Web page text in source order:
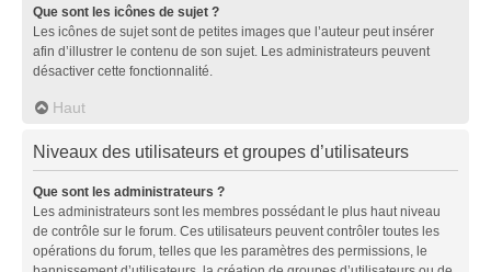
Que sont les icônes de sujet ?
Les icônes de sujet sont de petites images que l’auteur peut insérer
afin d’illustrer le contenu de son sujet. Les administrateurs peuvent
désactiver cette fonctionnalité.
Haut
Niveaux des utilisateurs et groupes d’utilisateurs
Que sont les administrateurs ?
Les administrateurs sont les membres possédant le plus haut niveau
de contrôle sur le forum. Ces utilisateurs peuvent contrôler toutes les
opérations du forum, telles que les paramètres des permissions, le